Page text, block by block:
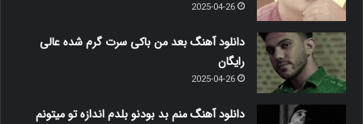
2025-04-26
دانلود آهنگ بعد من باکی سرت گرم شده عالی
رایگان
2025-04-26
دانلود آهنگ منم بد بودنو بلدم اندازه تو میتونم